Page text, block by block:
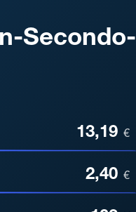
Secondo-
13,19 €
2,40 €